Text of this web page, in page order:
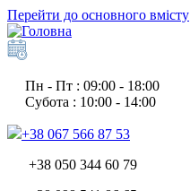
Перейти до основного вмісту
Пн - Пт : 09:00 - 18:00
Субота : 10:00 - 14:00
+38 067 566 87 53
+38 050 344 60 79